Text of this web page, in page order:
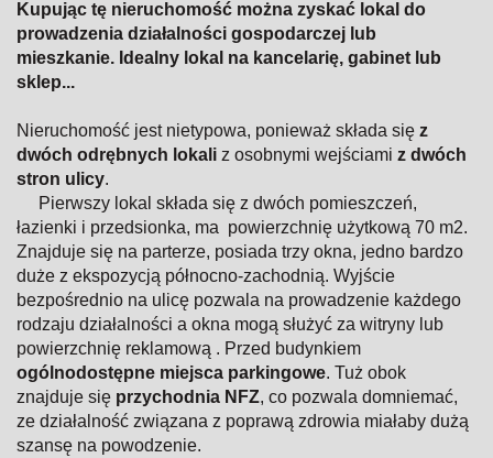
Kupując tę nieruchomość można zyskać lokal do
prowadzenia działalności gospodarczej lub
mieszkanie. Idealny lokal na kancelarię, gabinet lub
sklep...
Nieruchomość jest nietypowa, ponieważ składa się z
dwóch odrębnych lokali z osobnymi wejściami z dwóch
stron ulicy.
Pierwszy lokal składa się z dwóch pomieszczeń,
łazienki i przedsionka, ma powierzchnię użytkową 70 m2.
Znajduje się na parterze, posiada trzy okna, jedno bardzo
duże z ekspozycją północno-zachodnią. Wyjście
bezpośrednio na ulicę pozwala na prowadzenie każdego
rodzaju działalności a okna mogą służyć za witryny lub
powierzchnię reklamową . Przed budynkiem
ogólnodostępne miejsca parkingowe. Tuż obok
znajduje się przychodnia NFZ, co pozwala domniemać,
ze działalność związana z poprawą zdrowia miałaby dużą
szansę na powodzenie.